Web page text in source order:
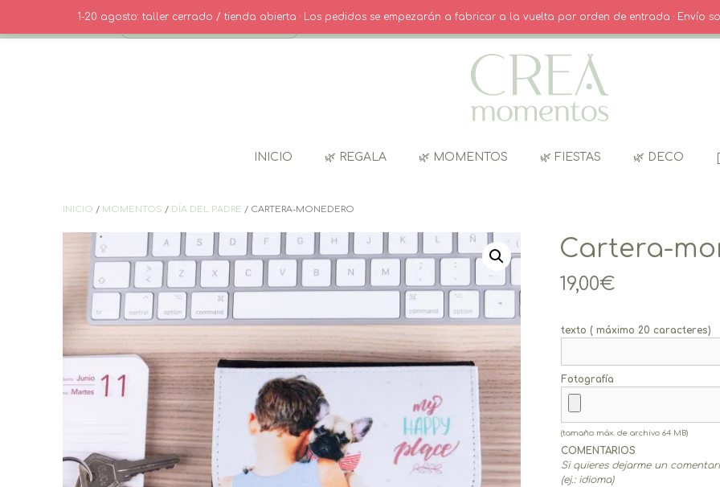
contenido
· CONTACTO · INICIO SESIÓN / REGISTRO CARRITO
INICIO 🌿 REGALA 🌿 MOMENTOS 🌿 FIESTAS 🌿 DECO
INICIO / MOMENTOS / DÍA DEL PADRE / CARTERA-MONEDERO
Cartera-
19,00€
texto ( máximo 20 caracteres)
Fotografía
(tamaño máx. de archivo 64 MB)
COMENTARIOS
Si quieres dejarme un
(ej.: idioma)
1-20 agosto: taller cerrado / tienda abierta · Los pedidos se empezarán a fabricar a la vuelta por orden de entrada · Envío